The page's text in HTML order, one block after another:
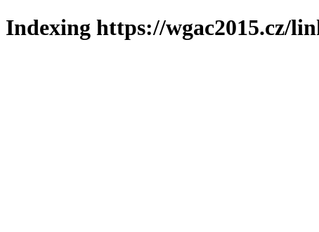
Indexing https://wgac2015.cz/